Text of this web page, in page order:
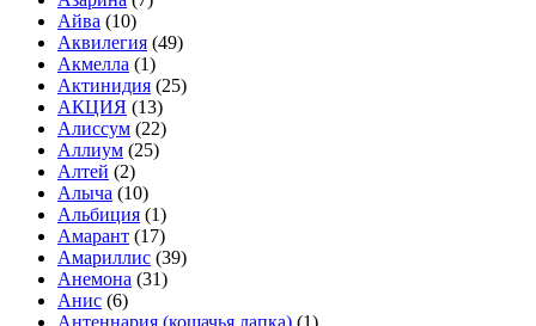
Айва (10)
Аквилегия (49)
Акмелла (1)
Актинидия (25)
АКЦИЯ (13)
Алиссум (22)
Аллиум (25)
Алтей (2)
Алыча (10)
Альбиция (1)
Амарант (17)
Амариллис (39)
Анемона (31)
Анис (6)
Антеннария (кошачья лапка) (1)